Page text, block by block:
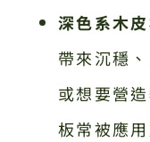
深色系木
帶來沉穩
或想要營造
板常被應